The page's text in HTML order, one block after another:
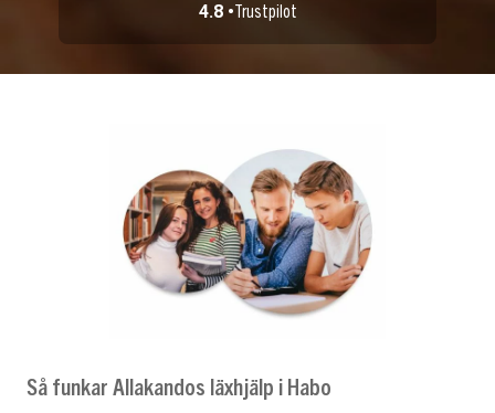
4.8 •Trustpilot
Så funkar Allakandos läxhjälp i Habo